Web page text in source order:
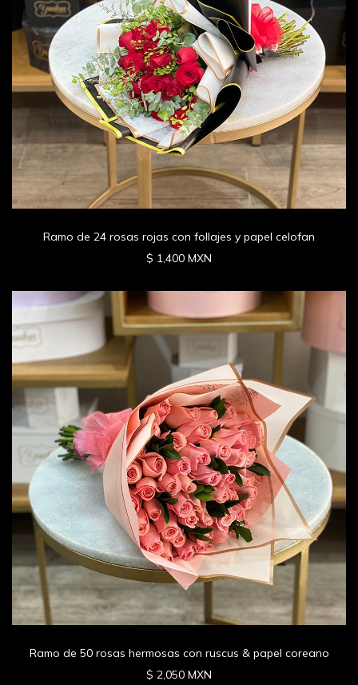
Ramo de 24 rosas rojas con follajes y papel celofan
$ 1,400 MXN
Ramo de 50 rosas hermosas con ruscus & papel coreano
$ 2,050 MXN